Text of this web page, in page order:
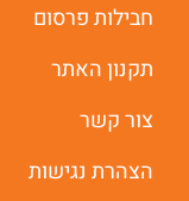
חבילות פרסום
תקנון האתר
צור קשר
הצהרת נגישות